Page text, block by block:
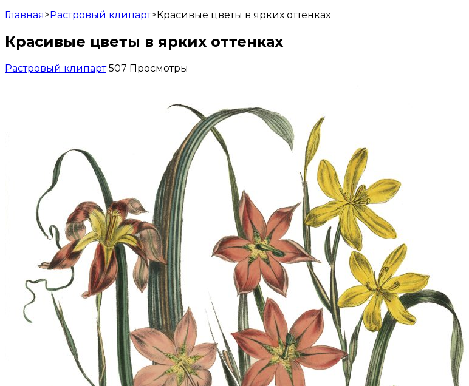
Главная>Растровый клипарт>Красивые цветы в ярких оттенках
Красивые цветы в ярких оттенках
Растровый клипарт 507 Просмотры